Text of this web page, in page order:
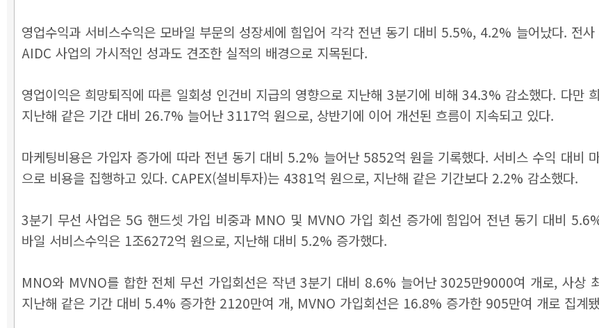
영업수익과 서비스수익은 모바일 부문의 성장세에 힘입어 각각 전년 동기 대비 5.5%, 4.2% 늘어났다. 전
AIDC 사업의 가시적인 성과도 견조한 실적의 배경으로 지목된다.
영업이익은 희망퇴직에 따른 일회성 인건비 지급의 영향으로 지난해 3분기에 비해 34.3% 감소했다. 다만
지난해 같은 기간 대비 26.7% 늘어난 3117억 원으로, 상반기에 이어 개선된 흐름이 지속되고 있다.
마케팅비용은 가입자 증가에 따라 전년 동기 대비 5.2% 늘어난 5852억 원을 기록했다. 서비스 수익 대비
으로 비용을 집행하고 있다. CAPEX(설비투자)는 4381억 원으로, 지난해 같은 기간보다 2.2% 감소했다.
3분기 무선 사업은 5G 핸드셋 가입 비중과 MNO 및 MVNO 가입 회선 증가에 힘입어 전년 동기 대비
바일 서비스수익은 1조6272억 원으로, 지난해 대비 5.2% 증가했다.
MNO와 MVNO를 합한 전체 무선 가입회선은 작년 3분기 대비 8.6% 늘어난 3025만9000여 개로, 사상
지난해 같은 기간 대비 5.4% 증가한 2120만여 개, MVNO 가입회선은 16.8% 증가한 905만여 개로 집계